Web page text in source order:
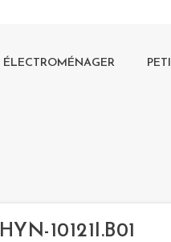
ÉLECTROMÉNAGER
HYN-10121I.B01